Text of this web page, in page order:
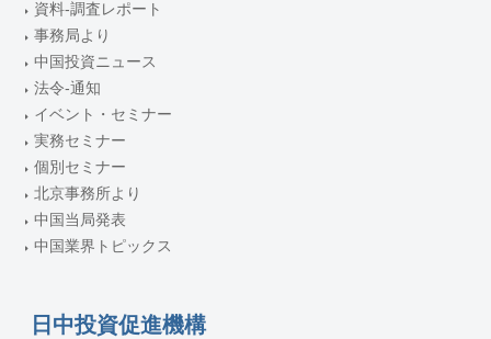
資料-調査レポート
事務局より
中国投資ニュース
法令-通知
イベント・セミナー
実務セミナー
個別セミナー
北京事務所より
中国当局発表
中国業界トピックス
日中投資促進機構